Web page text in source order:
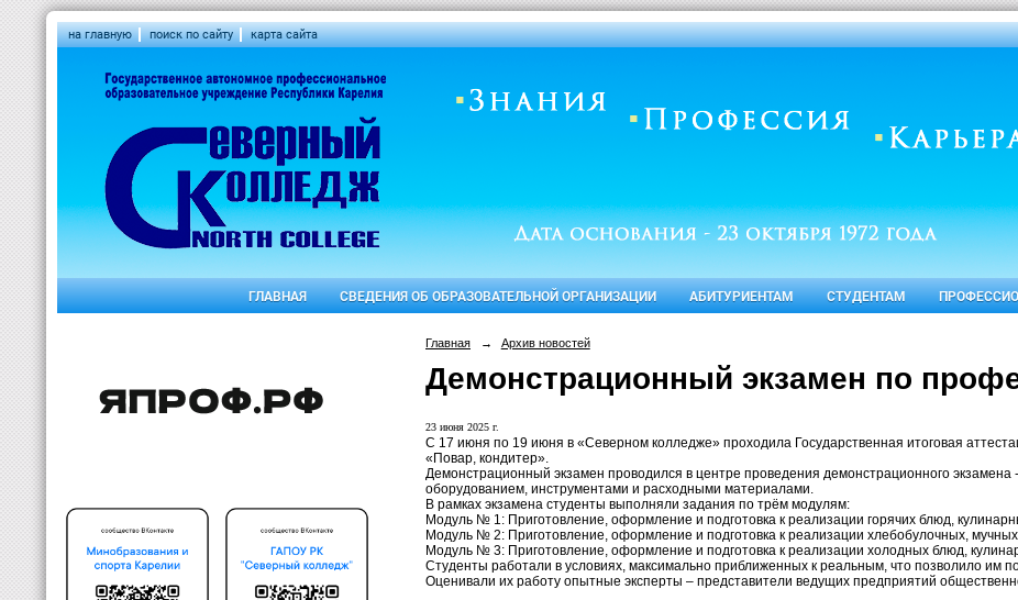
на главную поиск по сайту карта сайта
ГЛАВНАЯ СВЕДЕНИЯ ОБ ОБРАЗОВАТЕЛЬНОЙ ОРГАНИЗАЦИИ АБИТУРИЕНТАМ СТУДЕНТАМ
Главная → Архив новостей
Демонстрационный экзамен по
23 июня 2025 г.
С 17 июня по 19 июня в «Северном колледже» проходила Государственная итоговая
«Повар, кондитер».
Демонстрационный экзамен проводился в центре проведения демонстрационного
оборудованием, инструментами и расходными материалами.
В рамках экзамена студенты выполняли задания по трём модулям:
Модуль № 1: Приготовление, оформление и подготовка к реализации горячих блюд,
Модуль № 2: Приготовление, оформление и подготовка к реализации хлебобулочных,
Модуль № 3: Приготовление, оформление и подготовка к реализации холодных блюд,
Студенты работали в условиях, максимально приближенных к реальным, что позволило им
Оценивали их работу опытные эксперты – представители ведущих предприятий